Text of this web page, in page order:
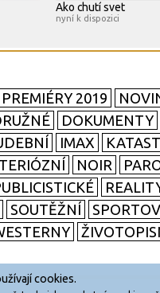
Ako chutí svet
nyní k dispozici
PREMIÉRY 2019
DOKUMENTY
IMAX
NOIR
SOUTĚŽNÍ
cookies.